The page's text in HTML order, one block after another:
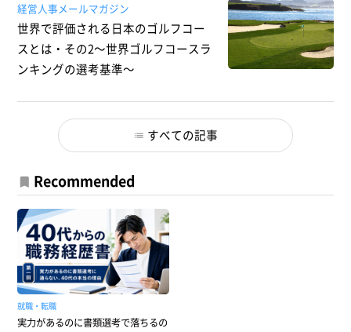
経営人事メールマガジン
世界で評価される日本のゴルフコー
スとは・その2～世界ゴルフコースラ
ンキングの選考基準～
すべての記事
Recommended
就職・転職
実力があるのに書類選考で落ちるの